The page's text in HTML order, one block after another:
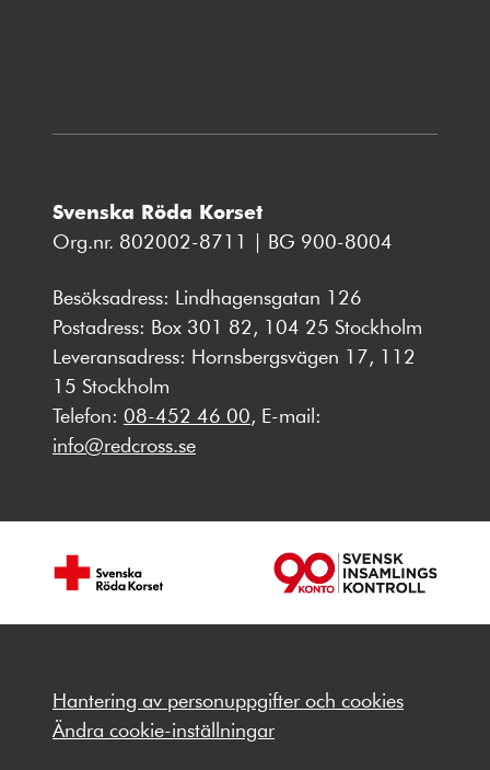
Svenska Röda Korset
Org.nr. 802002-8711 | BG 900-8004
Besöksadress: Lindhagensgatan 126
Postadress: Box 301 82, 104 25 Stockholm
Leveransadress: Hornsbergsvägen 17, 112
15 Stockholm
Telefon: 08-452 46 00, E-mail:
info@redcross.se
Hantering av personuppgifter och cookies
Ändra cookie-inställningar